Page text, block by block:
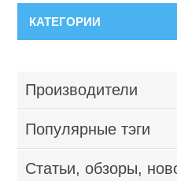
КАТЕГОРИИ
Производители
Популярные тэги
Статьи, обзоры,